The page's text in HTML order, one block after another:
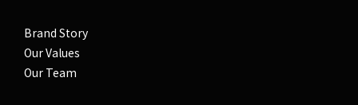
Brand Story
Our Values
Our Team